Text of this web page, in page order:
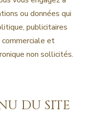
ou données qui
publicitaires
et
non sollicités.
DU SITE